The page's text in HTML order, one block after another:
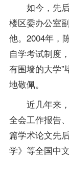
如今，先后
楼区委办公室
他。2004年，
自学考试制度
有围墙的大学”
地敬佩。
近几年来，
全会工作报告
篇学术论文先
学》等全国中